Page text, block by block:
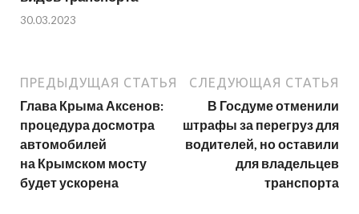
30.03.2023
ПРЕДЫДУЩАЯ СТАТЬЯ
Глава Крыма Аксенов:
процедура досмотра
автомобилей
на Крымском мосту
будет ускорена
СЛЕДУЮЩАЯ СТАТЬЯ
В Госдуме отменили
штрафы за перегруз для
водителей, но оставили
для владельцев
транспорта